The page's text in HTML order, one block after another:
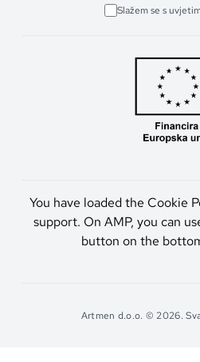
Slažem se s
You have loaded the Cookie
support. On AMP, you can
button on the
Artmen d.o.o. © 2026.